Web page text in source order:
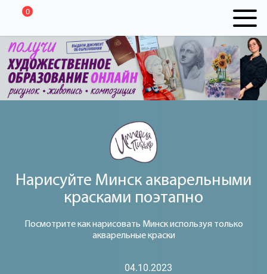
0
Нарисуйте Минск акварельными
красками поэтапно
Посмотрите как нарисовать Минск используя только
акварельные краски
04.10.2023